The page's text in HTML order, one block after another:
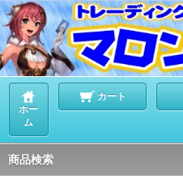
ホー
ム
カート
商品検索